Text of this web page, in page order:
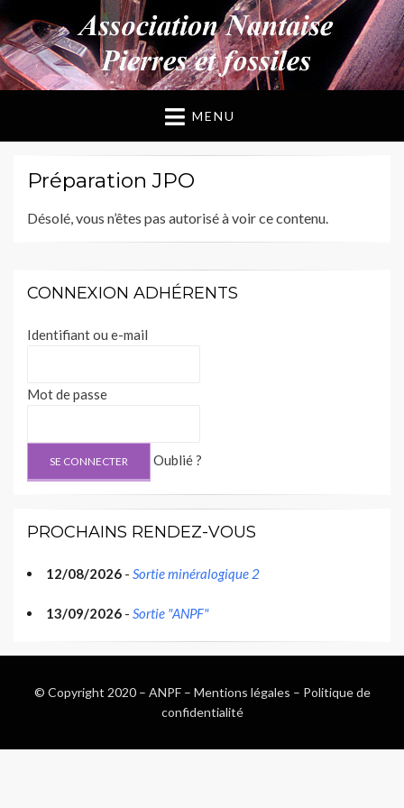
ANPF
Association Nantaise Pierres et Fossiles
MENU
Préparation JPO
Désolé, vous n’êtes pas autorisé à voir ce contenu.
CONNEXION ADHÉRENTS
Identifiant ou e-mail
Mot de passe
Oublié ?
PROCHAINS RENDEZ-VOUS
12/08/2026 - Sortie minéralogique 2
13/09/2026 - Sortie "ANPF"
© Copyright 2020 – ANPF– Mentions légales – Politique de
confidentialité